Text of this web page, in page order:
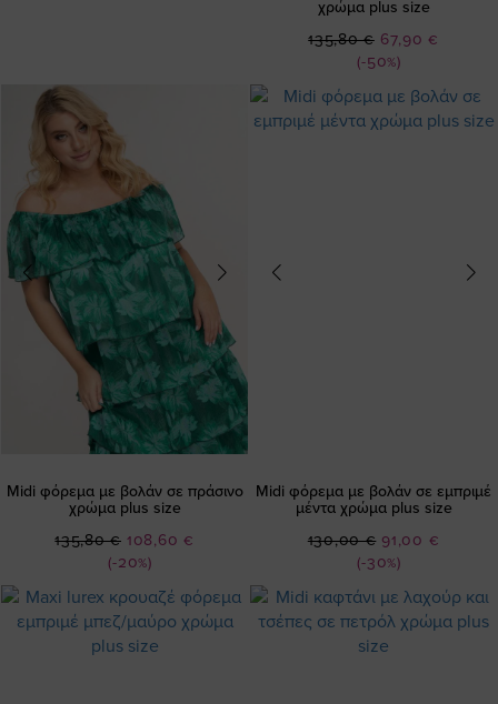
χρώμα plus size
(-50%)
Ειδική
Τιμή
67,90 €
135,80 €
Midi φόρεμα με βολάν σε πράσινο
χρώμα plus size
(-20%)
Ειδική
Τιμή
108,60 €
135,80 €
Midi φόρεμα με βολάν σε εμπριμέ
μέντα χρώμα plus size
(-30%)
Ειδική
Τιμή
91,00 €
130,00 €